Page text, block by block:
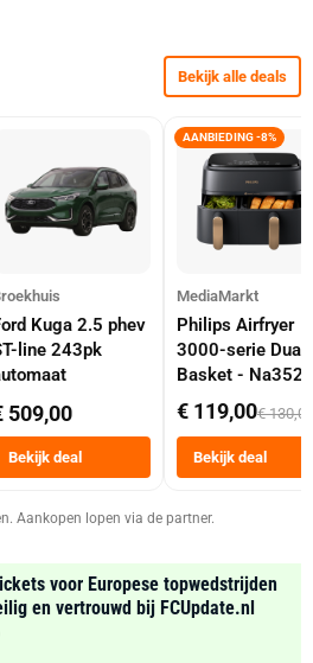
Bekijk alle deals
Kuga 2.5 phev
line 243pk
509,00
Bekijk deal
AANBIEDING -8%
MediaMarkt
Philips Airfryer
3000-serie Dual
Basket -
Dubbele Mand 9
Tot 6 Personen
Heteluchtfriteuse
Zwart
€ 119,00€ 130,00
Bekijk deal
Aankopen lopen via de partner.
voor Europese topwedstrijden
en vertrouwd bij FCUpdate.nl